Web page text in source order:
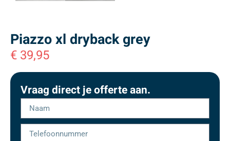
Piazzo xl dryback grey
€ 39,95
Vraag direct je offerte aan.